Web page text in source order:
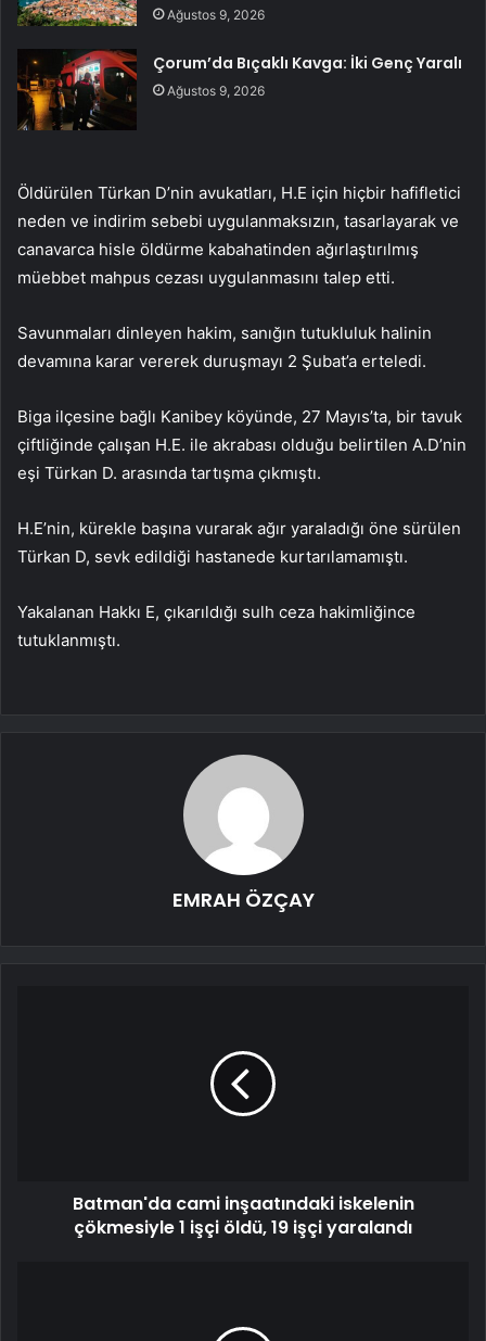
Ağustos 9, 2026
Çorum’da Bıçaklı Kavga: İki Genç Yaralı
Ağustos 9, 2026
Öldürülen Türkan D’nin avukatları, H.E için hiçbir hafifletici
neden ve indirim sebebi uygulanmaksızın, tasarlayarak ve
canavarca hisle öldürme kabahatinden ağırlaştırılmış
müebbet mahpus cezası uygulanmasını talep etti.
Savunmaları dinleyen hakim, sanığın tutukluluk halinin
devamına karar vererek duruşmayı 2 Şubat’a erteledi.
Biga ilçesine bağlı Kanibey köyünde, 27 Mayıs’ta, bir tavuk
çiftliğinde çalışan H.E. ile akrabası olduğu belirtilen A.D’nin
eşi Türkan D. arasında tartışma çıkmıştı.
H.E’nin, kürekle başına vurarak ağır yaraladığı öne sürülen
Türkan D, sevk edildiği hastanede kurtarılamamıştı.
Yakalanan Hakkı E, çıkarıldığı sulh ceza hakimliğince
tutuklanmıştı.
EMRAH ÖZÇAY
Batman'da cami inşaatındaki iskelenin
çökmesiyle 1 işçi öldü, 19 işçi yaralandı